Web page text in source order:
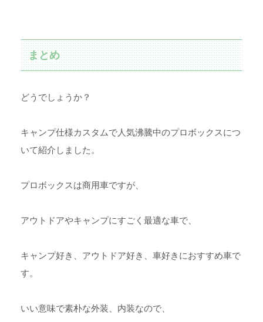
まとめ
どうでしょうか？
キャンプ仕様カスタムで人気沸騰中のプロボックスにつ
いて紹介しました。
プロボックスは商用車ですが、
アウトドアやキャンプにすごく最適な車で、
キャンプ好き、アウトドア好き、車好きにおすすめ車で
す。
いい意味で素朴な外装、内装なので、